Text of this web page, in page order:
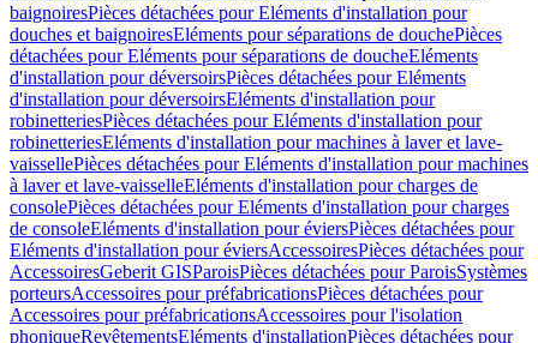
baignoiresPièces détachées pour Eléments d'installation pour
douches et baignoiresEléments pour séparations de douchePièces
détachées pour Eléments pour séparations de doucheEléments
d'installation pour déversoirsPièces détachées pour Eléments
d'installation pour déversoirsEléments d'installation pour
robinetteriesPièces détachées pour Eléments d'installation pour
robinetteriesEléments d'installation pour machines à laver et lave-
vaissellePièces détachées pour Eléments d'installation pour machines
à laver et lave-vaisselleEléments d'installation pour charges de
consolePièces détachées pour Eléments d'installation pour charges
de consoleEléments d'installation pour éviersPièces détachées pour
Eléments d'installation pour éviersAccessoiresPièces détachées pour
AccessoiresGeberit GISParoisPièces détachées pour ParoisSystèmes
porteursAccessoires pour préfabricationsPièces détachées pour
Accessoires pour préfabricationsAccessoires pour l'isolation
phoniqueRevêtementsEléments d'installationPièces détachées pour